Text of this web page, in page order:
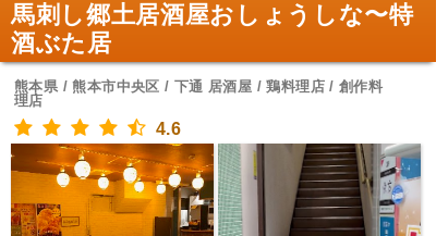
馬刺し郷土居酒屋おしょうしな〜特
酒ぶた居
熊本県 / 熊本市中央区 / 下通 居酒屋 / 鶏料理店 / 創作料
理店
4.6